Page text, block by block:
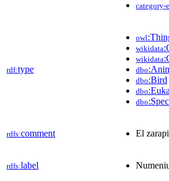
category-
rdf:type
owl
wikidata
wikidata
dbo
dbo:Bird
dbo
dbo
rdfs:comment El
rdfs:label